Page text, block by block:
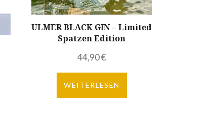
ULMER BLACK GIN – Limited
Spatzen Edition
44,90€
WEITERLESEN